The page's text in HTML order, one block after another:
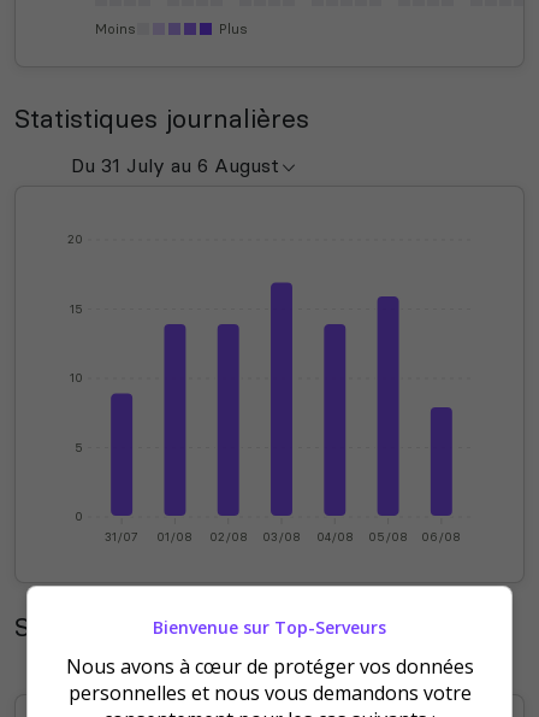
Moins Plus
Statistiques journalières
0
5
10
15
20
31/07 01/08 02/08 03/08 04/08 05/08 06/08
Statistiques mensuelles
Bienvenue sur Top-Serveurs
Nous avons à cœur de protéger vos données
personnelles et nous vous demandons votre